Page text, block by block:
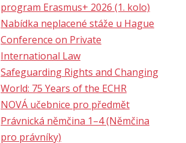
program Erasmus+ 2026 (1. kolo)
Nabídka neplacené stáže u Hague
Conference on Private
International Law
Safeguarding Rights and Changing
World: 75 Years of the ECHR
NOVÁ učebnice pro předmět
Právnická němčina 1–4 (Němčina
pro právníky)